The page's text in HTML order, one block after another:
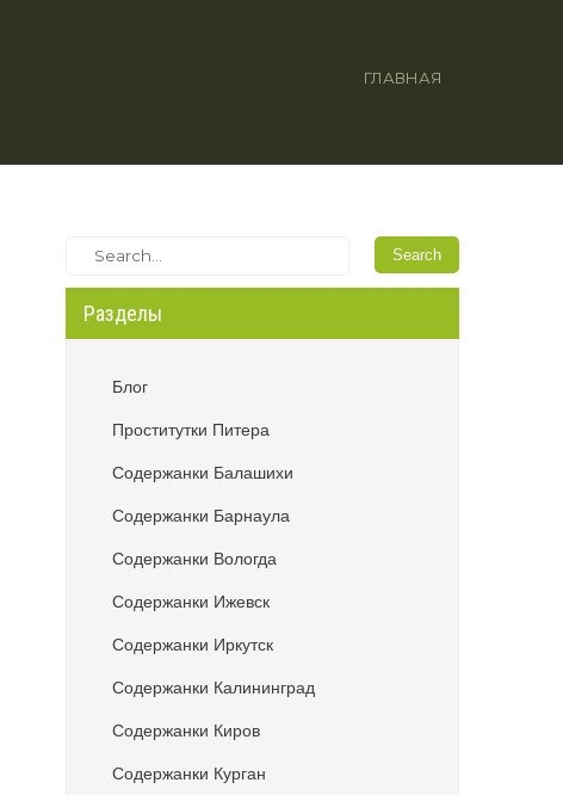
ГЛАВНАЯ
Разделы
Блог
Проститутки Питера
Содержанки Балашихи
Содержанки Барнаула
Содержанки Вологда
Содержанки Ижевск
Содержанки Иркутск
Содержанки Калининград
Содержанки Киров
Содержанки Курган